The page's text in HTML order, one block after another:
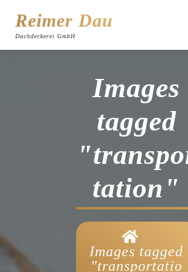
contentReimer Dau
Dachdeckerei GmbH
Images
tagged
tation"
Images tagged
"transportatio